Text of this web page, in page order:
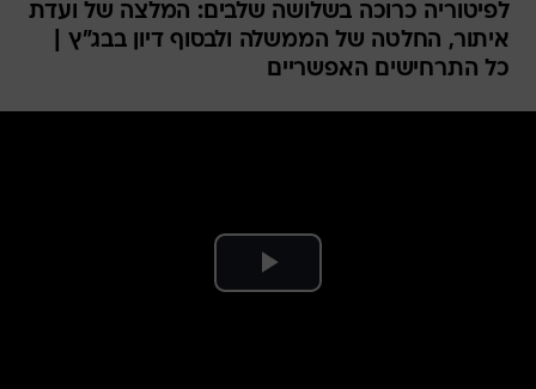
לפיטוריה כרוכה בשלושה שלבים: המלצה של ועדת
איתור, החלטה של הממשלה ולבסוף דיון בבג"ץ |
כל התרחישים האפשריים